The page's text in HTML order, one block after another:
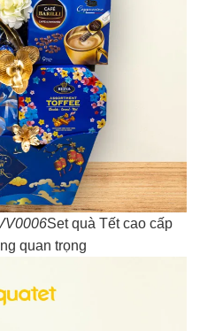
Set quà Tết cao cấp
quan trọng